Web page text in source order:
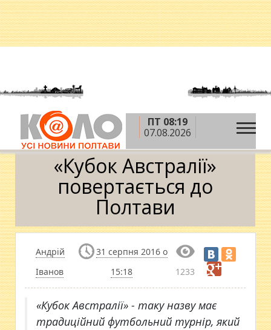
ПТ 08:19
07.08.2026
Головна » Новини » Спорт »«Кубок Австралії»
повертається до Полтави
«Кубок Австралії»
повертається до
Полтави
Андрій
Іванов
31 серпня 2016 о
15:18
1233
«Кубок Австралії» - таку назву має
традиційний футбольний турнір, який